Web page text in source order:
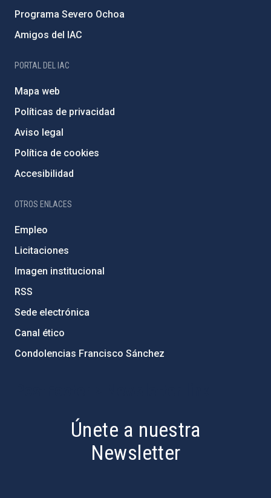
Programa Severo Ochoa
Amigos del IAC
PORTAL DEL IAC
Mapa web
Políticas de privacidad
Aviso legal
Política de cookies
Accesibilidad
OTROS ENLACES
Empleo
Licitaciones
Imagen institucional
RSS
Sede electrónica
Canal ético
Condolencias Francisco Sánchez
Únete a nuestra
Newsletter